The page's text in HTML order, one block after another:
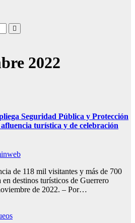
2022
Seguridad Pública y Protección
turística y de celebración
de 118 mil visitantes y más de 700
destinos turísticos de Guerrero
de 2022. – Por…